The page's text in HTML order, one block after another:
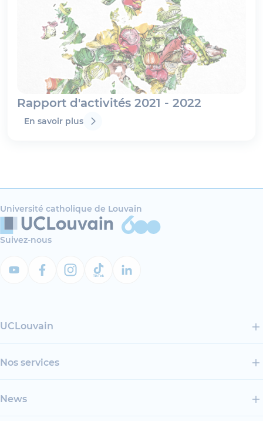
Rapport d'activités 2021 - 2022
En savoir plus
Université catholique de Louvain
Suivez-nous
UCLouvain
Nos services
News